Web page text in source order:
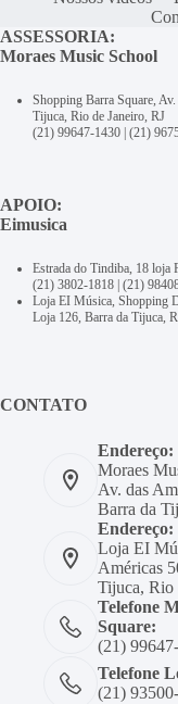
ASSESSORIA:
Moraes Music School
Shopping Barra Square,
Tijuca, Rio de Janeiro, RJ
(21) 99647-1430 | (21)
APOIO:
Eimusica
Estrada do Tindiba, 18 loja
(21) 3802-1818 | (21)
Loja EI Música, Shopping
Loja 126, Barra da Tijuca,
CONTATO
Endereço:
Moraes
Av. das
Barra da
Endereço:
Loja EI
Américas
Tijuca, Rio
Telefone
Square:
(21)
Telefone
(21)